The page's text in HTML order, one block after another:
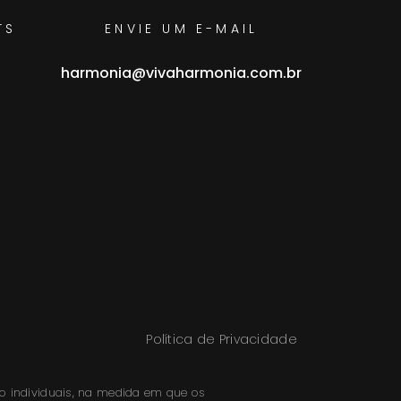
ENVIE UM E-MAIL
harmonia@vivaharmonia.com.br
Política de Privacidade
individuais, na medida em que os